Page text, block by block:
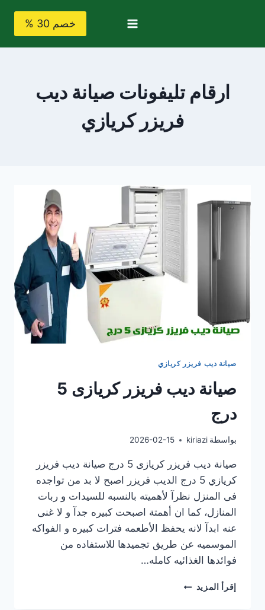
خصم 30 %
ارقام تليفونات صيانة ديب
فريزر كريازي
صيانة ديب فريزر كريازي
صيانة ديب فريزر كريازى 5
درج
بواسطة kiriazi
2026-02-15
صيانة ديب فريزر كريازى 5 درج صيانة ديب فريزر
كريازي 5 درج الديب فريزر اصبح لا بد من تواجده
فى المنزل نظرآ لأهميته بالنسبه للسيدات و ربات
المنازل، كما ان أهمتة اصبحت كبيره جدآ و لا غنى
عنه ابدآ لانه يحفظ الأطعمه فترات كبيره و الفواكه
الموسميه عن طريق تجميدها للاستفاده من
فوائدها الغذائيه كامله…
إقرأ المزيد صيانة